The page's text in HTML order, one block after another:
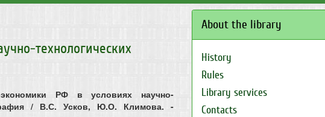
технологических
РФ в условиях научно-
/ В.С. Усков, Ю.О. Климова. -
About the library
History
Rules
Library services
Contacts